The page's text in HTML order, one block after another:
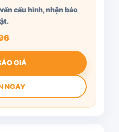
cấu hình, nhận báo
GIÁ
NGAY